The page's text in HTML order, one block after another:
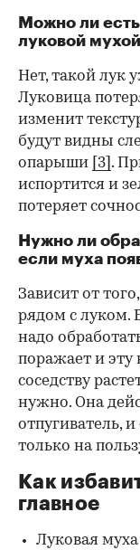
Можно ли
луковой
Нет, такой лук
Луковица
изменит
будут видны
опарыши
[3] .
испортится и
потеряет
Нужно ли
если муха
Зависит от
рядом с луком.
надо
поражает и эту
соседству
нужно. Она
отпугиватель,
только на
Как
главное
Луковая